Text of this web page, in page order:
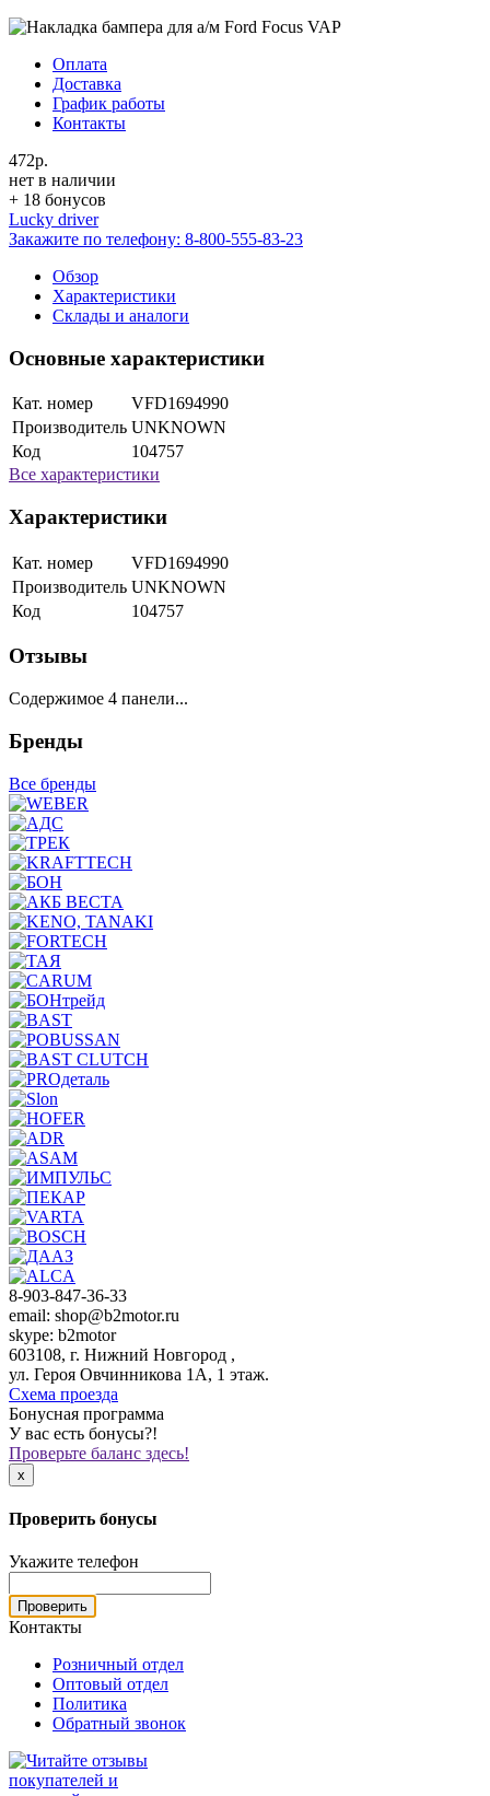
Оплата
Доставка
График работы
Контакты
472р.
нет в наличии
+ 18 бонусов
Lucky driver
Закажите по телефону: 8-800-555-83-23
Обзор
Характеристики
Склады и аналоги
Основные характеристики
Кат. номер
VFD1694990
Производитель UNKNOWN
Код
104757
Все характеристики
Характеристики
Кат. номер
VFD1694990
Производитель UNKNOWN
Код
104757
Отзывы
Содержимое 4 панели...
Бренды
Все бренды
8-903-847-36-33
email: shop@b2motor.ru
skype: b2motor
603108, г. Нижний Новгород ,
ул. Героя Овчинникова 1А, 1 этаж.
Схема проезда
Бонусная программа
У вас есть бонусы?!
Проверьте баланс здесь!
x
Проверить бонусы
Укажите телефон
Проверить
Контакты
Розничный отдел
Оптовый отдел
Политика
Обратный звонок